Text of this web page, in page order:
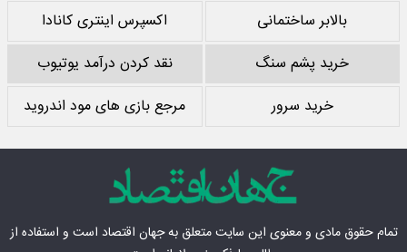
بالابر ساختمانی
اکسپرس اینتری کانادا
خرید پشم سنگ
نقد کردن درآمد یوتیوب
خرید سرور
مرجع بازی های مود اندروید
تمام حقوق مادی‌ و معنوی این سایت متعلق بهجهان اقتصاد است و استفاده از